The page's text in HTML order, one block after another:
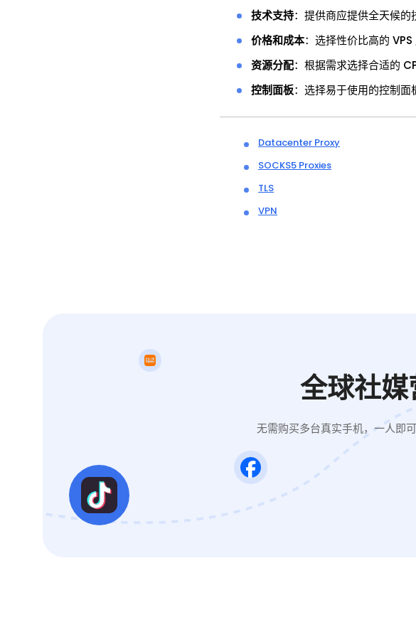
技术支持：提供商应提供全天候的
价格和成本：选择性价比高的 VPS
资源分配：根据需求选择合适的
控制面板：选择易于使用的控制面
Datacenter Proxy
SOCKS5 Proxies
TLS
VPN
全球社
无需购买多台真实手机，一人即